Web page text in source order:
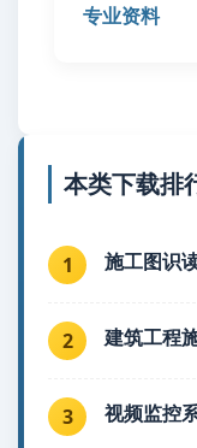
专业资料
本类下载排
1 施工图识
2 建筑工程
3 视频监控